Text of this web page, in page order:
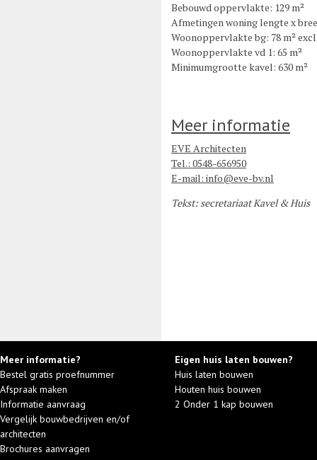
Bebouwd oppervlakte: 129 m²
Afmetingen woning lengte x
Woonoppervlakte bg: 78 m²
Woonoppervlakte vd 1: 65 m²
Minimumgrootte kavel: 630 m²
Meer informatie
EVE Architecten
Tel.: 0548-656950
E-mail: info@eve-bv.nl
Tekst: secretariaat Kavel & Huis
Meer informatie?
Bestel gratis proefnummer
Afspraak maken
Informatie aanvraag
Vergelijk bouwbedrijven en/of
architecten
Brochures aanvragen
Eigen huis laten bouwen?
Huis laten bouwen
Houten huis bouwen
2 Onder 1 kap bouwen